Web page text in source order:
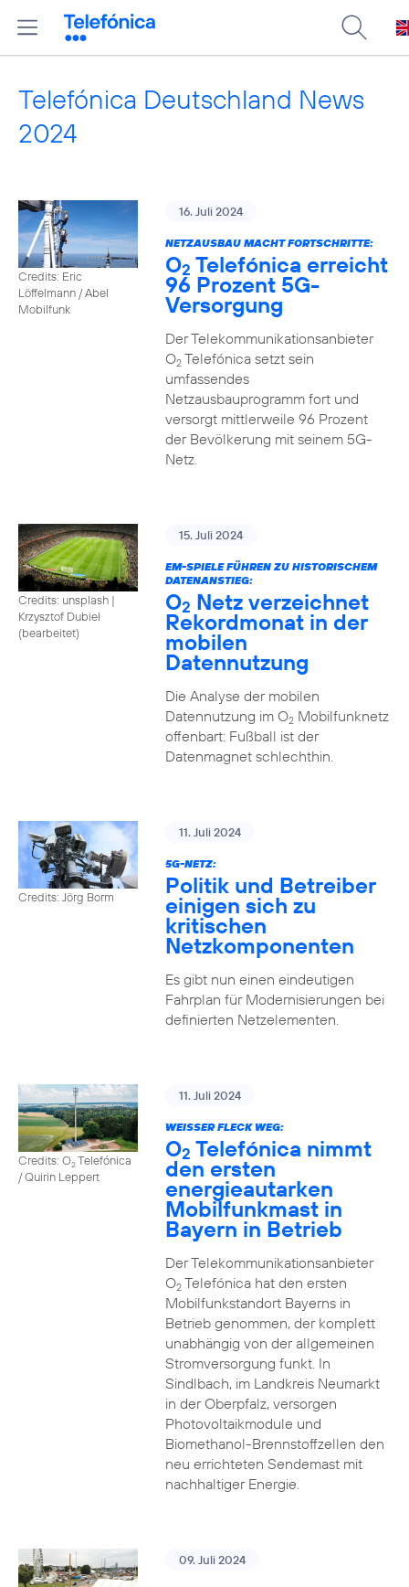
Telefónica Deutschland News
2024
Credits: Eric
Löffelmann / Abel
Mobilfunk
16. Juli 2024
NETZAUSBAU MACHT FORTSCHRITTE:
O2 Telefónica erreicht
96 Prozent 5G-
Versorgung
Der Telekommunikationsanbieter
O2Telefónica setzt sein
umfassendes
Netzausbauprogramm fort und
versorgt mittlerweile 96 Prozent
der Bevölkerung mit seinem 5G-
Netz.
Credits: unsplash |
Krzysztof Dubiel
(bearbeitet)
15. Juli 2024
EM-SPIELE FÜHREN ZU HISTORISCHEM
DATENANSTIEG:
O2 Netz verzeichnet
Rekordmonat in der
mobilen
Datennutzung
Die Analyse der mobilen
Datennutzung im O2Mobilfunknetz
offenbart: Fußball ist der
Datenmagnet schlechthin.
Credits: Jörg Borm
11. Juli 2024
5G-NETZ:
Politik und Betreiber
einigen sich zu
kritischen
Netzkomponenten
Es gibt nun einen eindeutigen
Fahrplan für Modernisierungen bei
definierten Netzelementen.
Credits: O2Telefónica
/ Quirin Leppert
11. Juli 2024
WEISSER FLECK WEG:
O2 Telefónica nimmt
den ersten
energieautarken
Mobilfunkmast in
Bayern in Betrieb
Der Telekommunikationsanbieter
O2Telefónica hat den ersten
Mobilfunkstandort Bayerns in
Betrieb genommen, der komplett
unabhängig von der allgemeinen
Stromversorgung funkt. In
Sindlbach, im Landkreis Neumarkt
in der Oberpfalz, versorgen
Photovoltaikmodule und
Biomethanol-Brennstoffzellen den
neu errichteten Sendemast mit
nachhaltiger Energie.
09. Juli 2024